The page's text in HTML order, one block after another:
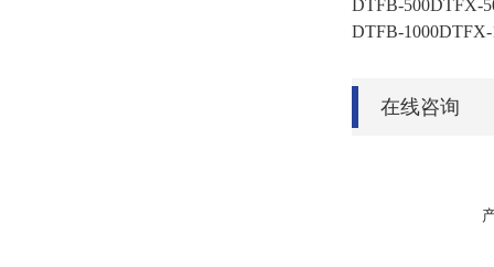
DTFB-500DTFX-
DTFB-1000DTFX-
在线咨询